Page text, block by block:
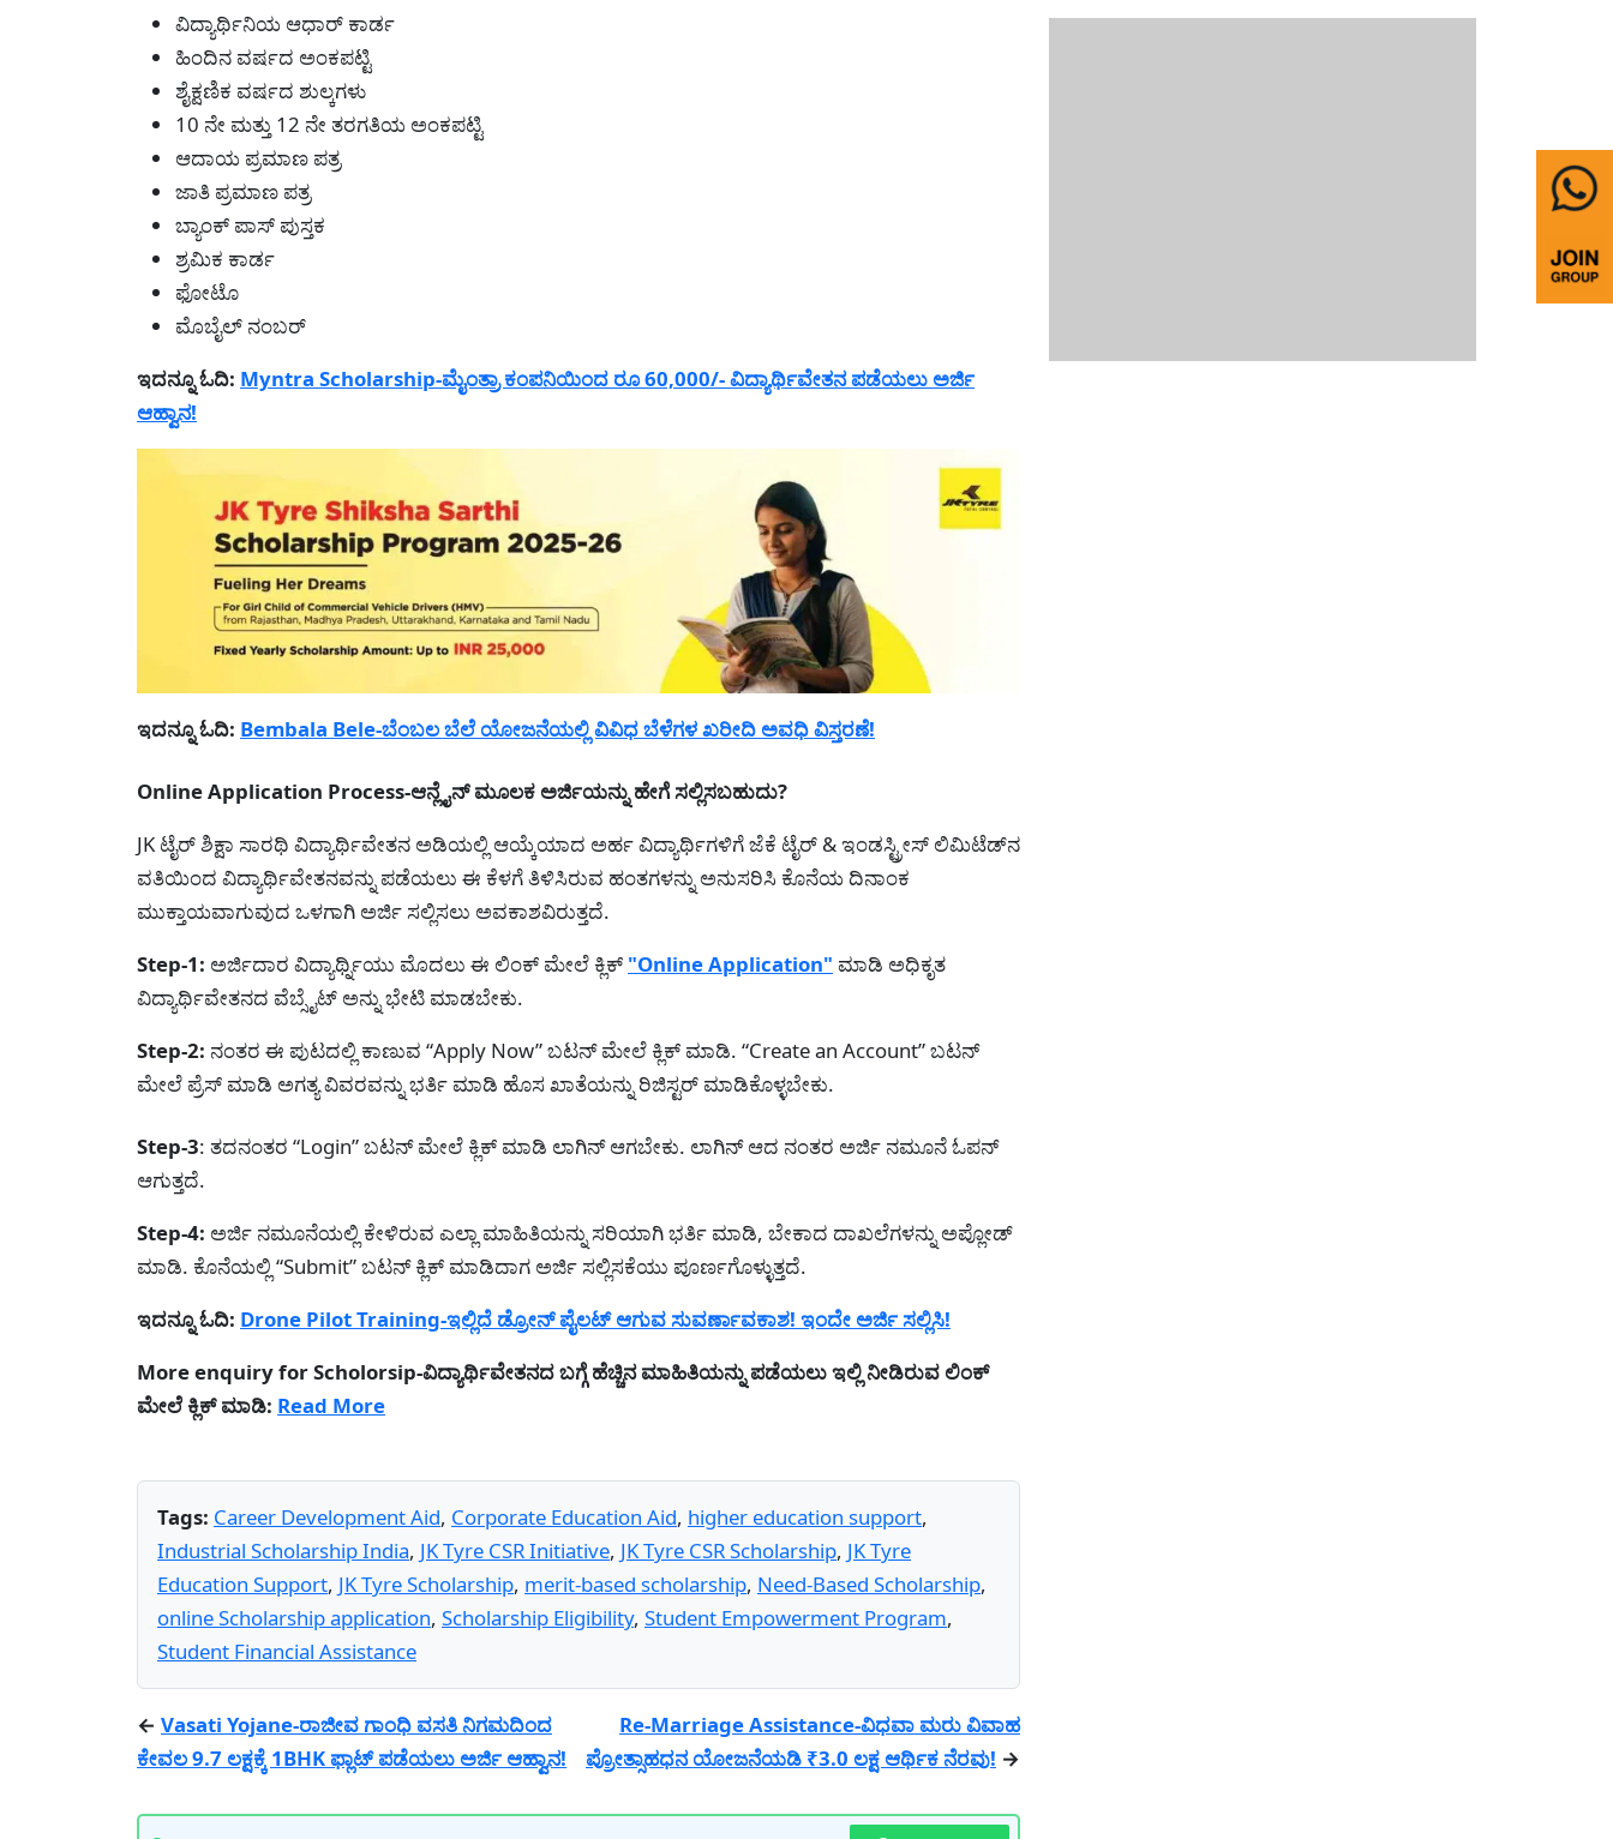
ವಿದ್ಯಾರ್ಥಿನಿಯ ಆಧಾರ್ ಕಾರ್ಡ
ಹಿಂದಿನ ವರ್ಷದ ಅಂಕಪಟ್ಟಿ
ಶೈಕ್ಷಣಿಕ ವರ್ಷದ ಶುಲ್ಕಗಳು
10 ನೇ ಮತ್ತು 12 ನೇ ತರಗತಿಯ ಅಂಕಪಟ್ಟಿ
ಆದಾಯ ಪ್ರಮಾಣ ಪತ್ರ
ಜಾತಿ ಪ್ರಮಾಣ ಪತ್ರ
ಬ್ಯಾಂಕ್ ಪಾಸ್ ಪುಸ್ತಕ
ಶ್ರಮಿಕ ಕಾರ್ಡ
ಫೋಟೊ
ಮೊಬೈಲ್ ನಂಬರ್
ಇದನ್ನೂ ಓದಿ: Myntra Scholarship-ಮೈಂತ್ರಾ ಕಂಪನಿಯಿಂದ ರೂ 60,000/- ವಿದ್ಯಾರ್ಥಿವೇತನ ಪಡೆಯಲು ಅರ್ಜಿ
ಆಹ್ವಾನ!
ಇದನ್ನೂ ಓದಿ: Bembala Bele-ಬೆಂಬಲ ಬೆಲೆ ಯೋಜನೆಯಲ್ಲಿ ವಿವಿಧ ಬೆಳೆಗಳ ಖರೀದಿ ಅವಧಿ ವಿಸ್ತರಣೆ!
Online Application Process-ಆನ್ಲೈನ್ ಮೂಲಕ ಅರ್ಜಿಯನ್ನು ಹೇಗೆ ಸಲ್ಲಿಸಬಹುದು?
JK ಟೈರ್ ಶಿಕ್ಷಾ ಸಾರಥಿ ವಿದ್ಯಾರ್ಥಿವೇತನ ಅಡಿಯಲ್ಲಿ ಆಯ್ಕೆಯಾದ ಅರ್ಹ ವಿದ್ಯಾರ್ಥಿಗಳಿಗೆ ಜೆಕೆ ಟೈರ್ & ಇಂಡಸ್ಟ್ರೀಸ್ ಲಿಮಿಟೆಡ್‌ನ
ವತಿಯಿಂದ ವಿದ್ಯಾರ್ಥಿವೇತನವನ್ನು ಪಡೆಯಲು ಈ ಕೆಳಗೆ ತಿಳಿಸಿರುವ ಹಂತಗಳನ್ನು ಅನುಸರಿಸಿ ಕೊನೆಯ ದಿನಾಂಕ
ಮುಕ್ತಾಯವಾಗುವುದ ಒಳಗಾಗಿ ಅರ್ಜಿ ಸಲ್ಲಿಸಲು ಅವಕಾಶವಿರುತ್ತದೆ.
Step-1: ಅರ್ಜಿದಾರ‍ ವಿದ್ಯಾರ್ಥ್ನಿಯು ಮೊದಲು ಈ ಲಿಂಕ್ ಮೇಲೆ ಕ್ಲಿಕ್ "Online Application" ಮಾಡಿ ಅಧಿಕೃತ
ವಿದ್ಯಾರ್ಥಿವೇತನದ ವೆಬ್ಸೈಟ್ ಅನ್ನು ಭೇಟಿ ಮಾಡಬೇಕು.
Step-2: ನಂತರ ಈ ಪುಟದಲ್ಲಿ ಕಾಣುವ “Apply Now” ಬಟನ್ ಮೇಲೆ ಕ್ಲಿಕ್ ಮಾಡಿ. “Create an Account” ಬಟನ್
ಮೇಲೆ ಪ್ರೆಸ್ ಮಾಡಿ ಅಗತ್ಯ ವಿವರವನ್ನು ಭರ್ತಿ ಮಾಡಿ ಹೊಸ ಖಾತೆಯನ್ನು ರಿಜಿಸ್ಟರ್ ಮಾಡಿಕೊಳ್ಳಬೇಕು.
Step-3: ತದನಂತರ “Login” ಬಟನ್ ಮೇಲೆ ಕ್ಲಿಕ್ ಮಾಡಿ ಲಾಗಿನ್ ಆಗಬೇಕು. ಲಾಗಿನ್ ಆದ ನಂತರ ಅರ್ಜಿ ನಮೂನೆ ಓಪನ್
ಆಗುತ್ತದೆ.
Step-4: ಅರ್ಜಿ ನಮೂನೆಯಲ್ಲಿ ಕೇಳಿರುವ ಎಲ್ಲಾ ಮಾಹಿತಿಯನ್ನು ಸರಿಯಾಗಿ ಭರ್ತಿ ಮಾಡಿ, ಬೇಕಾದ ದಾಖಲೆಗಳನ್ನು ಅಪ್ಲೋಡ್
ಮಾಡಿ. ಕೊನೆಯಲ್ಲಿ “Submit” ಬಟನ್ ಕ್ಲಿಕ್ ಮಾಡಿದಾಗ ಅರ್ಜಿ ಸಲ್ಲಿಸಕೆಯು ಪೂರ್ಣಗೊಳ್ಳುತ್ತದೆ.
ಇದನ್ನೂ ಓದಿ: Drone Pilot Training-ಇಲ್ಲಿದೆ ಡ್ರೋನ್ ಪೈಲಟ್ ಆಗುವ ಸುವರ್ಣಾವಕಾಶ! ಇಂದೇ ಅರ್ಜಿ ಸಲ್ಲಿಸಿ!
More enquiry for Scholorsip-ವಿದ್ಯಾರ್ಥಿವೇತನದ ಬಗ್ಗೆ ಹೆಚ್ಚಿನ ಮಾಹಿತಿಯನ್ನು ಪಡೆಯಲು ಇಲ್ಲಿ ನೀಡಿರುವ ಲಿಂಕ್
ಮೇಲೆ ಕ್ಲಿಕ್ ಮಾಡಿ: Read More
Tags: Career Development Aid, Corporate Education Aid, higher education support,
Industrial Scholarship India, JK Tyre CSR Initiative, JK Tyre CSR Scholarship, JK Tyre
Education Support, JK Tyre Scholarship, merit-based scholarship, Need-Based Scholarship,
online Scholarship application, Scholarship Eligibility, Student Empowerment Program,
Student Financial Assistance
← Vasati Yojane-ರಾಜೀವ ಗಾಂಧಿ ವಸತಿ ನಿಗಮದಿಂದ
ಕೇವಲ 9.7 ಲಕ್ಷಕ್ಕೆ 1BHK ಫ್ಲಾಟ್ ಪಡೆಯಲು ಅರ್ಜಿ ಆಹ್ವಾನ!
Re-Marriage Assistance-ವಿಧವಾ ಮರು ವಿವಾಹ
ಪ್ರೋತ್ಸಾಹಧನ ಯೋಜನೆಯಡಿ ₹3.0 ಲಕ್ಷ ಆರ್ಥಿಕ ನೆರವು! →